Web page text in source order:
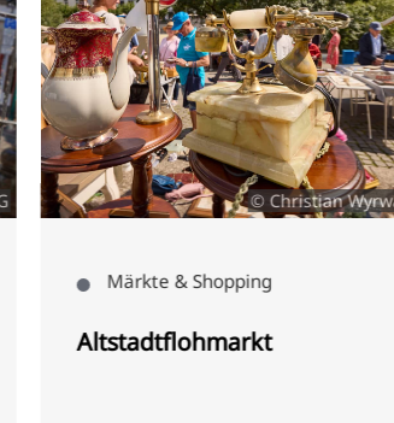
© Christian Wyrwa
Märkte & Shopping
Altstadtflohmarkt